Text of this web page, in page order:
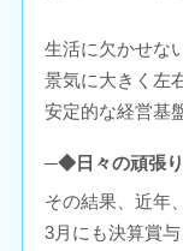
生活に欠かせな
景気に大きく左
安定的な経営基
─◆日々の頑張り
その結果、近年
3月にも決算賞与